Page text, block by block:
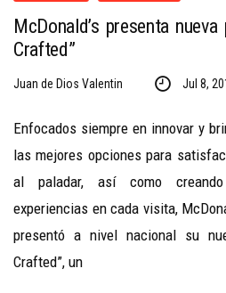
McDonald’s presenta
Crafted”
Juan de Dios Valentin Jul 8,
Enfocados siempre en innovar y
las mejores opciones para
al paladar, así como
experiencias en cada visita,
presentó a nivel nacional su
Crafted”, un